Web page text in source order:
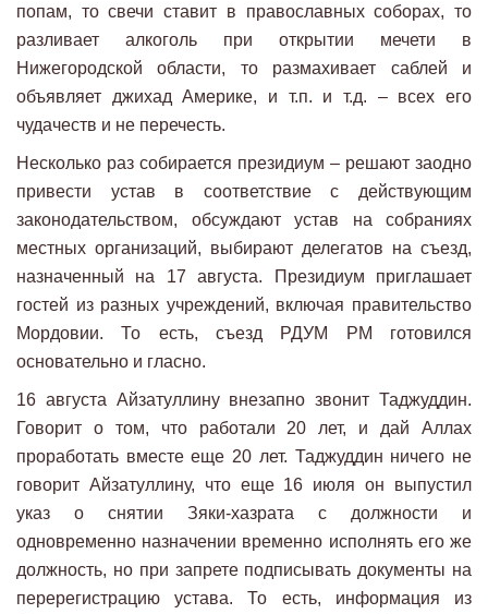
попам, то свечи ставит в православных соборах, то
разливает алкоголь при открытии мечети в
Нижегородской области, то размахивает саблей и
объявляет джихад Америке, и т.п. и т.д. – всех его
чудачеств и не перечесть.
Несколько раз собирается президиум – решают заодно
привести устав в соответствие с действующим
законодательством, обсуждают устав на собраниях
местных организаций, выбирают делегатов на съезд,
назначенный на 17 августа. Президиум приглашает
гостей из разных учреждений, включая правительство
Мордовии. То есть, съезд РДУМ РМ готовился
основательно и гласно.
16 августа Айзатуллину внезапно звонит Таджуддин.
Говорит о том, что работали 20 лет, и дай Аллах
проработать вместе еще 20 лет. Таджуддин ничего не
говорит Айзатуллину, что еще 16 июля он выпустил
указ о снятии Зяки-хазрата с должности и
одновременно назначении временно исполнять его же
должность, но при запрете подписывать документы на
перерегистрацию устава. То есть, информация из